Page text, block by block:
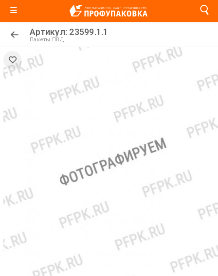
Артикул: 23599.1.1
Пакеты ПВД